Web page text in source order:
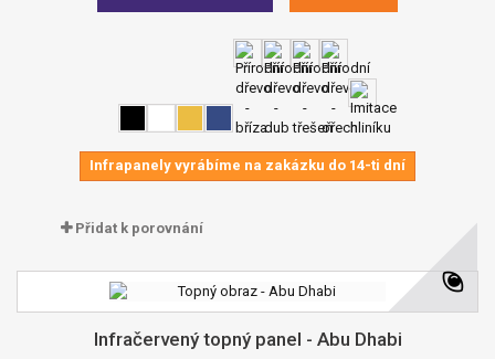
Infrapanely vyrábíme na zakázku do 14-ti dní
Přidat k porovnání
Infračervený topný panel - Abu Dhabi